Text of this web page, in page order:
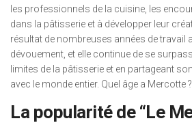
les professionnels de la cuisine, les
dans la pâtisserie et à développer leur
résultat de nombreuses années de travail
dévouement, et elle continue de se
limites de la pâtisserie et en partageant
avec le monde entier. Quel âge a Mercotte ?
La popularité de “Le